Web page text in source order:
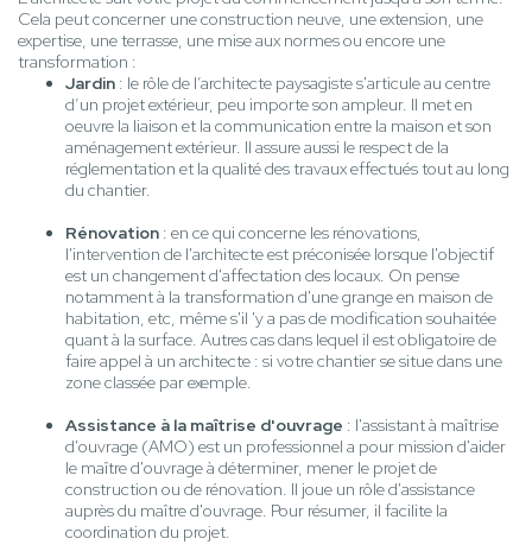
Cela peut concerner une construction neuve, une extension, une
expertise, une terrasse, une mise aux normes ou encore une
transformation :
Jardin : le rôle de l’architecte paysagiste s'articule au centre
d’un projet extérieur, peu importe son ampleur. Il met en
oeuvre la liaison et la communication entre la maison et son
aménagement extérieur. Il assure aussi le respect de la
réglementation et la qualité des travaux effectués tout au long
du chantier.
Rénovation : en ce qui concerne les rénovations,
l'intervention de l'architecte est préconisée lorsque l'objectif
est un changement d'affectation des locaux. On pense
notamment à la transformation d'une grange en maison de
habitation, etc, même s'il 'y a pas de modification souhaitée
quant à la surface. Autres cas dans lequel il est obligatoire de
faire appel à un architecte : si votre chantier se situe dans une
zone classée par exemple.
Assistance à la maîtrise d'ouvrage : l'assistant à maîtrise
d'ouvrage (AMO) est un professionnel a pour mission d'aider
le maître d'ouvrage à déterminer, mener le projet de
construction ou de rénovation. Il joue un rôle d'assistance
auprès du maître d'ouvrage. Pour résumer, il facilite la
coordination du projet.